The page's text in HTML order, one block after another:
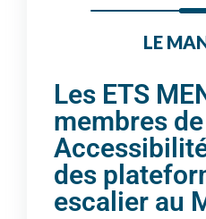
LE
Les ETS
membres
des
escalier au